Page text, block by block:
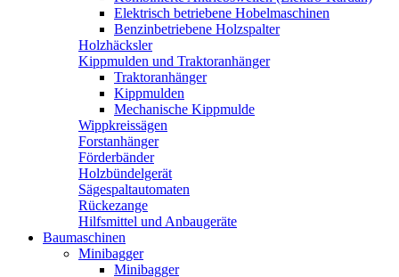
Elektrisch betriebene Hobelmaschinen
Benzinbetriebene Holzspalter
Holzhäcksler
Kippmulden und Traktoranhänger
Traktoranhänger
Kippmulden
Mechanische Kippmulde
Wippkreissägen
Forstanhänger
Förderbänder
Holzbündelgerät
Sägespaltautomaten
Rückezange
Hilfsmittel und Anbaugeräte
Baumaschinen
Minibagger
Minibagger